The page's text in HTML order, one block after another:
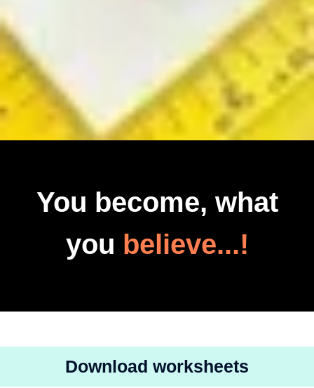
You become, what
you believe...!
Download worksheets